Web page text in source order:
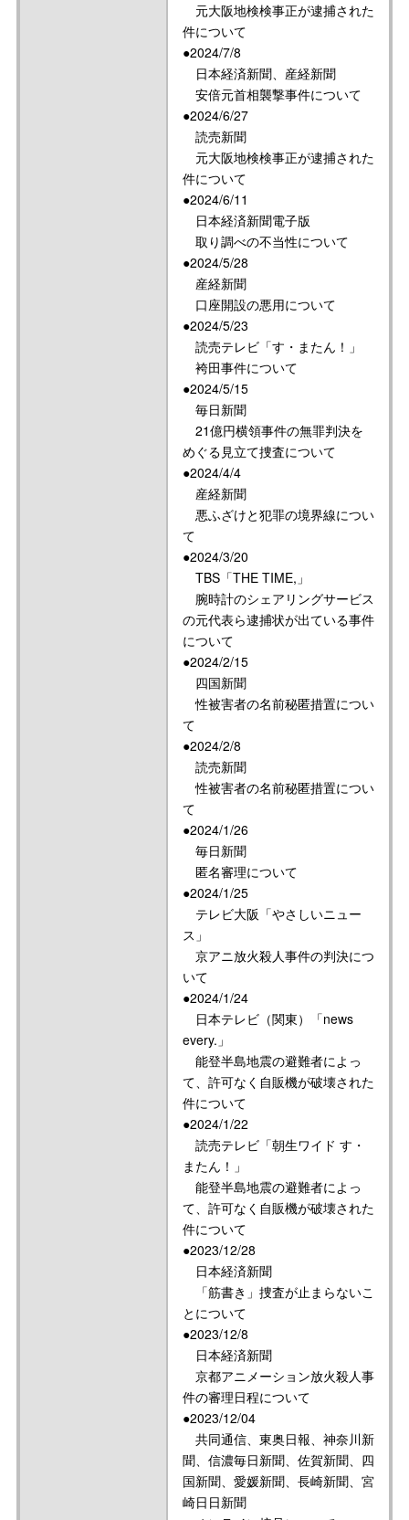
元大阪地検検事正が逮捕された
件について
●2024/7/8
日本経済新聞、産経新聞
安倍元首相襲撃事件について
●2024/6/27
読売新聞
元大阪地検検事正が逮捕された
件について
●2024/6/11
日本経済新聞電子版
取り調べの不当性について
●2024/5/28
産経新聞
口座開設の悪用について
●2024/5/23
読売テレビ「す・またん！」
袴田事件について
●2024/5/15
毎日新聞
21億円横領事件の無罪判決を
めぐる見立て捜査について
●2024/4/4
産経新聞
悪ふざけと犯罪の境界線につい
て
●2024/3/20
TBS「THE TIME,」
腕時計のシェアリングサービス
の元代表ら逮捕状が出ている事件
について
●2024/2/15
四国新聞
性被害者の名前秘匿措置につい
て
●2024/2/8
読売新聞
性被害者の名前秘匿措置につい
て
●2024/1/26
毎日新聞
匿名審理について
●2024/1/25
テレビ大阪「やさしいニュー
ス」
京アニ放火殺人事件の判決につ
いて
●2024/1/24
日本テレビ（関東）「news
every.」
能登半島地震の避難者によっ
て、許可なく自販機が破壊された
件について
●2024/1/22
読売テレビ「朝生ワイド す・
またん！」
能登半島地震の避難者によっ
て、許可なく自販機が破壊された
件について
●2023/12/28
日本経済新聞
「筋書き」捜査が止まらないこ
とについて
●2023/12/8
日本経済新聞
京都アニメーション放火殺人事
件の審理日程について
●2023/12/04
共同通信、東奥日報、神奈川新
聞、信濃毎日新聞、佐賀新聞、四
国新聞、愛媛新聞、長崎新聞、宮
崎日日新聞